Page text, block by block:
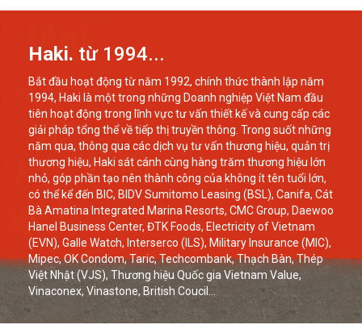
Haki. từ 1994...
Bắt đầu hoạt động từ năm 1992, chính thức thành lập năm
1994, Haki là một trong những Doanh nghiệp Việt Nam đầu
tiên hoạt động trong lĩnh vực tư vấn thiết kế và cung cấp các
giải pháp tổng thể về tiếp thị truyền thông. Trong suốt những
năm qua, thông qua các dịch vụ tư vấn thương hiệu, quản trị
thương hiệu, Haki sát cánh cùng hàng trăm thương hiệu lớn
nhỏ, góp phần tạo nên thành công của không ít tên tuổi lớn,
có thể kể đến BIC, BIDV Sumitomo Leasing (BSL), Canifa, Cát
Bà Amatina Integrated Marina Resorts, CMC Group, Daewoo
Hanel Business Center, ĐTK Foods, Electricity of Vietnam
(EVN), Galle Watch, Interserco (ILS), Military Insurance (MIC),
Mipec, OK Condom, Taric, Techcombank, Thạch Bàn, Thép
Việt Nhật (VJS), Thương hiệu Quốc gia Vietnam Value,
Vinaconex, Vinastone, British Coucil...